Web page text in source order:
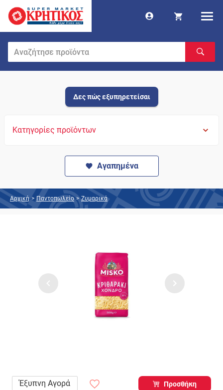
Δες πώς εξυπηρετείσαι
Κατηγορίες προϊόντων
Αγαπημένα
Αρχική > Παντοπωλείο > Ζυμαρικά
Έξυπνη Αγορά Προσθήκη